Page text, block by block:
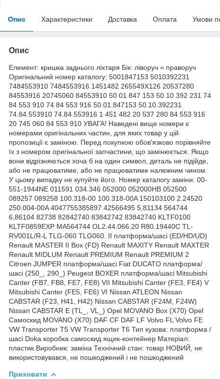
Опис Характеристики Доставка Оплата Умови
Опис
Елемент: кришка заднього ліхтаря Бік: ліворуч = праворуч
Оригінальний номер каталогу: 5001847153 5010392231
7484553910 7484553916 1451482 265549X126 20537280
84553916 20745060 84553910 50 01 847 153 50 10 392 231 74
84 553 910 74 84 553 916 50.01.847153 50.10.392231
74.84.553910 74.84.553916 1 451 482 20 537 280 84 553 916
20 745 060 84 553 910 УВАГА! Наведені вище номери є
номерами оригінальних частин, для яких товар у цій
пропозиції є заміною. Перед покупкою обов'язково порівняйте
їх з номером оригінальної запчастини, що замінюється. Якщо
вони відрізняються хоча б на один символ, деталь не підійде,
або не працюватиме, або не працюватиме належним чином.
У цьому випадку не купуйте його. Номер каталогу заміни: 00-
551-1944NE 011591 034.346 052000 052000HB 052500
089257 089258 100.318-00 100.318-00A 150103100 2.24520
250.004-00A 4047755385897 42566495 5,81134 564744
6,86104 82738 82842740 83842742 83842740 KLTF0100
KLTF0859EXP MA564744 OL2.44.066.20 R80.19440C TL-
RV001L/R-L TLG-060 TLG060. II платформа/шасі (ED/HD/UD)
Renault MASTER II Box (FD) Renault MAXITY Renault MAXTER
Renault MIDLUM Renault PREMIUM Renault PREMIUM 2
Citroen JUMPER платформа/шасі Fiat DUCATO платформа/
шасі (250_, 290_) Peugeot BOXER платформа/шасі Mitsubishi
Canter (FB7, FB8, FE7, FE8) VII Mitsubishi Canter (FE3, FE4) V
Mitsubishi Canter (FE5, FE6) VI Nissan ATLEON Nissan
CABSTAR (F23, H41, H42) Nissan CABSTAR (F24M, F24W)
Nissan CABSTAR E (TL_, VL_) Opel MOVANO Box (X70) Opel
Самоскид MOVANO (X70) DAF CF DAF LF Volvo FL Volvo FE
VW Transporter T5 VW Transporter T6 Тип кузова: платформа /
шасі Doka коробка самоскид ящик-контейнер Матеріал:
пластик Виробник: заміна Технічний стан: товар НОВИЙ, не
використовувався, не пошкоджений і не пошкоджений
Приховати